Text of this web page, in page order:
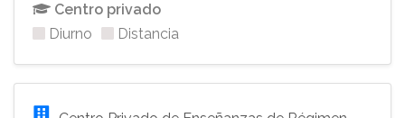
Centro privado
Diurno
Distancia